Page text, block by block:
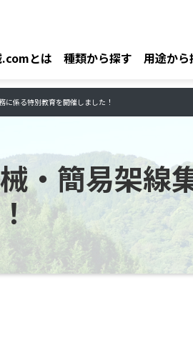
とは 種類から探す 用途から
に係る特別教育を開催しました！
・簡易架線